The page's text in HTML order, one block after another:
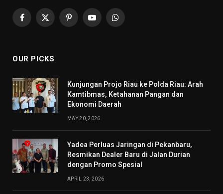
Facebook
X
PinterestYouTubeWhatsApp
OUR PICKS
Kunjungan Projo Riau ke Polda Riau: Arah
Kamtibmas, Ketahanan Pangan dan
Ekonomi Daerah
MAY 20, 2026
Yadea Perluas Jaringan di Pekanbaru,
Resmikan Dealer Baru di Jalan Durian
dengan Promo Spesial
APRIL 23, 2026